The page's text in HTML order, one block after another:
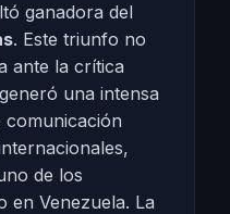
ganadora del
. Este triunfo no
ante la crítica
una intensa
comunicación
de los
en Venezuela. La